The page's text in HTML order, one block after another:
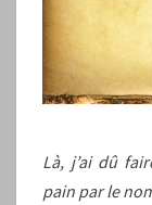
Là, j’ai dû
pain par le